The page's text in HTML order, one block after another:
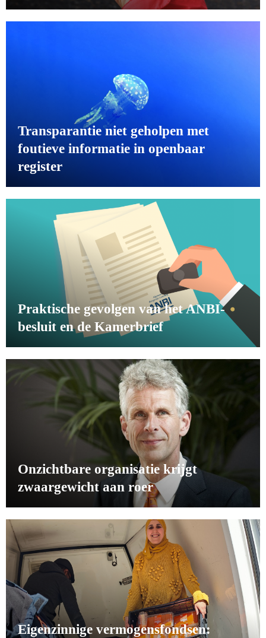
Transparantie niet geholpen met
foutieve informatie in openbaar
register
Praktische gevolgen van het ANBI-
besluit en de Kamerbrief
Onzichtbare organisatie krijgt
zwaargewicht aan roer
Eigenzinnige vermogensfondsen: